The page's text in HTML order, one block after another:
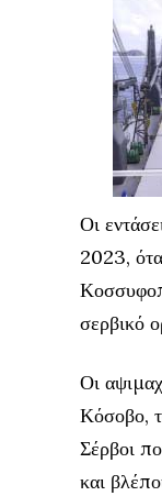
Οι
2023,
σερβικό
Οι
Κόσοβο,
Σέρβοι
και